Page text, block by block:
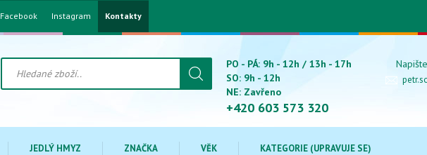
Facebook Instagram Kontakty
PO - PÁ: 9h - 12h / 13h - 17h
SO: 9h - 12h
NE: Zavřeno
+420 603 573 320
JEDLÝ HMYZ ZNAČKA VĚK KATEGORIE (UPRAVUJE SE)